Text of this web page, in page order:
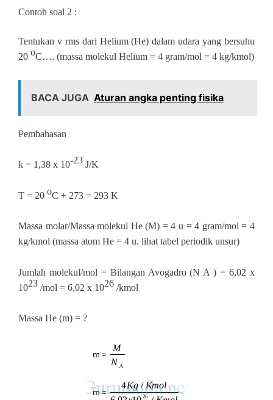
Contoh soal 2 :
Tentukan v rms dari Helium (He) dalam udara yang bersuhu
20 oC…. (massa molekul Helium = 4 gram/mol = 4 kg/kmol)
BACA JUGA Aturan angka penting fisika
Pembahasan
k = 1,38 x 10‐23 J/K
T = 20 oC + 273 = 293 K
Massa molar/Massa molekul He (M) = 4 u = 4 gram/mol = 4
kg/kmol (massa atom He = 4 u. lihat tabel periodik unsur)
Jumlah molekul/mol = Bilangan Avogadro (N A ) = 6,02 x
1023 /mol = 6,02 x 1026 /kmol
Massa He (m) = ?